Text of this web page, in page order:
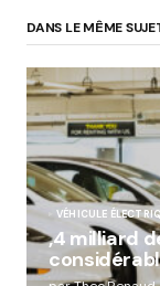
DANS LE MÊME
VÉHICULE
,4 milliard